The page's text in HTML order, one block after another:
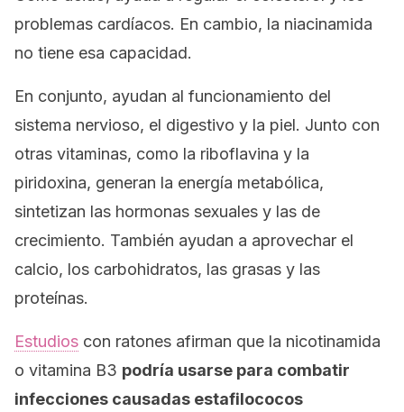
problemas cardíacos. En cambio, la niacinamida
no tiene esa capacidad.
En conjunto, ayudan al funcionamiento del
sistema nervioso, el digestivo y la piel. Junto con
otras vitaminas, como la riboflavina y la
piridoxina, generan la energía metabólica,
sintetizan las hormonas sexuales y las de
crecimiento. También ayudan a aprovechar el
calcio, los carbohidratos, las grasas y las
proteínas.
Estudios con ratones afirman que la nicotinamida
o vitamina B3 podría usarse para combatir
infecciones causadas estafilococos